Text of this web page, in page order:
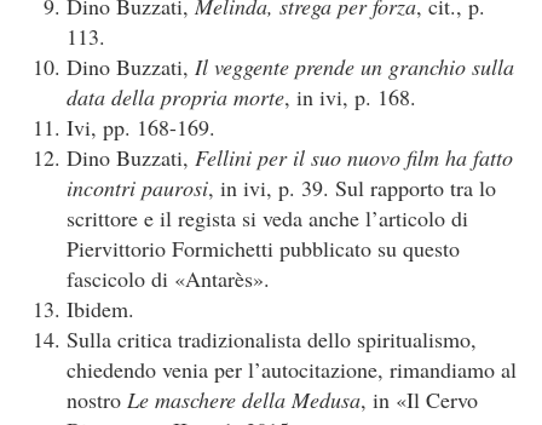
Dino Buzzati, Melinda, strega per forza, cit., p.
113.
Dino Buzzati, Il veggente prende un granchio sulla
data della propria morte, in ivi, p. 168.
Ivi, pp. 168-169.
Dino Buzzati, Fellini per il suo nuovo film ha fatto
incontri paurosi, in ivi, p. 39. Sul rapporto tra lo
scrittore e il regista si veda anche l’articolo di
Piervittorio Formichetti pubblicato su questo
fascicolo di «Antarès».
Ibidem.
Sulla critica tradizionalista dello spiritualismo,
chiedendo venia per l’autocitazione, rimandiamo al
nostro Le maschere della Medusa, in «Il Cervo